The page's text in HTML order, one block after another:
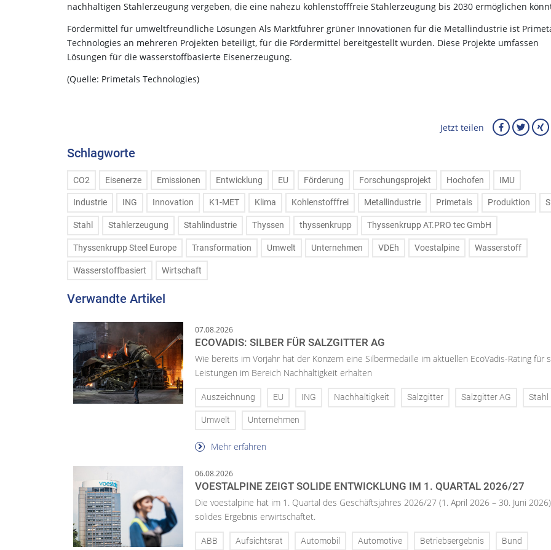
nachhaltigen Stahlerzeugung vergeben, die eine nahezu kohlenstofffreie Stahlerzeugung bis 2030 ermöglichen
Fördermittel für umweltfreundliche Lösungen Als Marktführer grüner Innovationen für die Metallindustrie ist
Technologies an mehreren Projekten beteiligt, für die Fördermittel bereitgestellt wurden. Diese Projekte umfassen
Lösungen für die wasserstoffbasierte Eisenerzeugung.
(Quelle: Primetals Technologies)
Jetzt teilen
Schlagworte
CO2 Eisenerze Emissionen Entwicklung EU Förderung Forschungsprojekt Hochofen IMU
Industrie ING Innovation K1-MET Klima Kohlenstofffrei Metallindustrie Primetals Produktion
Stahl Stahlerzeugung Stahlindustrie Thyssen thyssenkrupp Thyssenkrupp AT.PRO tec GmbH
Thyssenkrupp Steel Europe Transformation Umwelt Unternehmen VDEh Voestalpine Wasserstoff
Wasserstoffbasiert Wirtschaft
Verwandte Artikel
07.08.2026
ECOVADIS: SILBER FÜR SALZGITTER AG
Wie bereits im Vorjahr hat der Konzern eine Silbermedaille im aktuellen EcoVadis-Rating für
Leistungen im Bereich Nachhaltigkeit erhalten
Auszeichnung EU ING Nachhaltigkeit Salzgitter Salzgitter AG Stahl
Umwelt Unternehmen
Mehr erfahren
06.08.2026
VOESTALPINE ZEIGT SOLIDE ENTWICKLUNG IM 1. QUARTAL 2026/27
Die voestalpine hat im 1. Quartal des Geschäftsjahres 2026/27 (1. April 2026 – 30. Juni
solides Ergebnis erwirtschaftet.
ABB Aufsichtsrat Automobil Automotive Betriebsergebnis Bund